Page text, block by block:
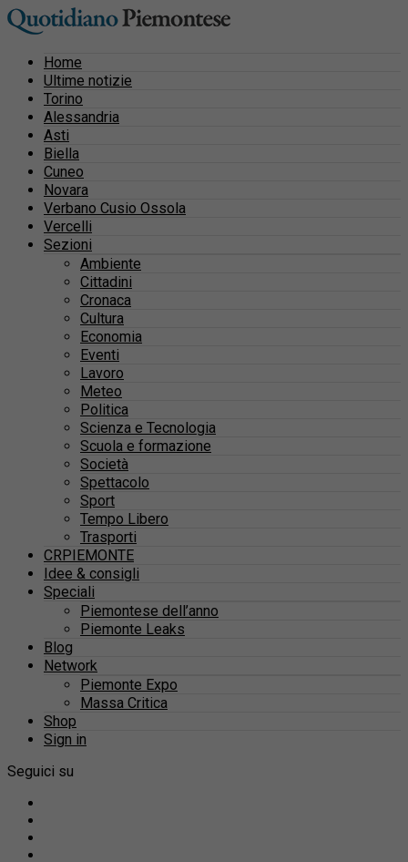
Home
Ultime notizie
Torino
Alessandria
Asti
Biella
Cuneo
Novara
Verbano Cusio Ossola
Vercelli
Sezioni
Ambiente
Cittadini
Cronaca
Cultura
Economia
Eventi
Lavoro
Meteo
Politica
Scienza e Tecnologia
Scuola e formazione
Società
Spettacolo
Sport
Tempo Libero
Trasporti
CRPIEMONTE
Idee & consigli
Speciali
Piemontese dell’anno
Piemonte Leaks
Blog
Network
Piemonte Expo
Massa Critica
Shop
Sign in
Seguici su